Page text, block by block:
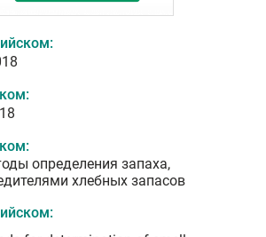
определения запаха,
хлебных запасов